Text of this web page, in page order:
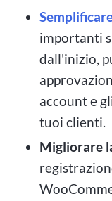
importanti
dall'inizio,
account e
tuoi clienti.
Migliorare